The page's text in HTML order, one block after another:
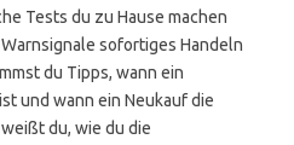
Tests du zu Hause machen
sofortiges Handeln
du Tipps, wann ein
und wann ein Neukauf die
du, wie du die